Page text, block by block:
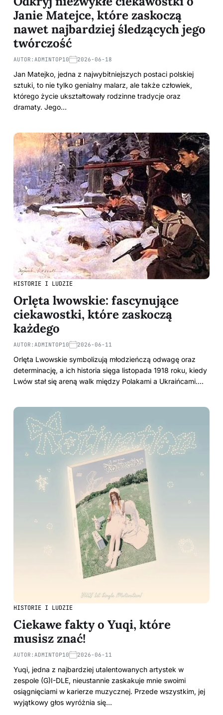
Janie Matejce, które zaskoczą
nawet najbardziej śledzących jego
twórczość
AUTOR: ADMINTOP10 2026-06-18
Jan Matejko, jedna z najwybitniejszych postaci polskiej
sztuki, to nie tylko genialny malarz, ale także człowiek,
którego życie ukształtowały rodzinne tradycje oraz
dramaty. Jego…
HISTORIE I LUDZIE
Orlęta lwowskie: fascynujące
ciekawostki, które zaskoczą
każdego
AUTOR: ADMINTOP10 2026-06-11
Orlęta Lwowskie symbolizują młodzieńczą odwagę oraz
determinację, a ich historia sięga listopada 1918 roku, kiedy
Lwów stał się areną walk między Polakami a Ukraińcami.…
HISTORIE I LUDZIE
Ciekawe fakty o Yuqi, które
musisz znać!
AUTOR: ADMINTOP10 2026-06-11
Yuqi, jedna z najbardziej utalentowanych artystek w
zespole (G)I-DLE, nieustannie zaskakuje mnie swoimi
osiągnięciami w karierze muzycznej. Przede wszystkim, jej
wyjątkowy głos wyróżnia się…